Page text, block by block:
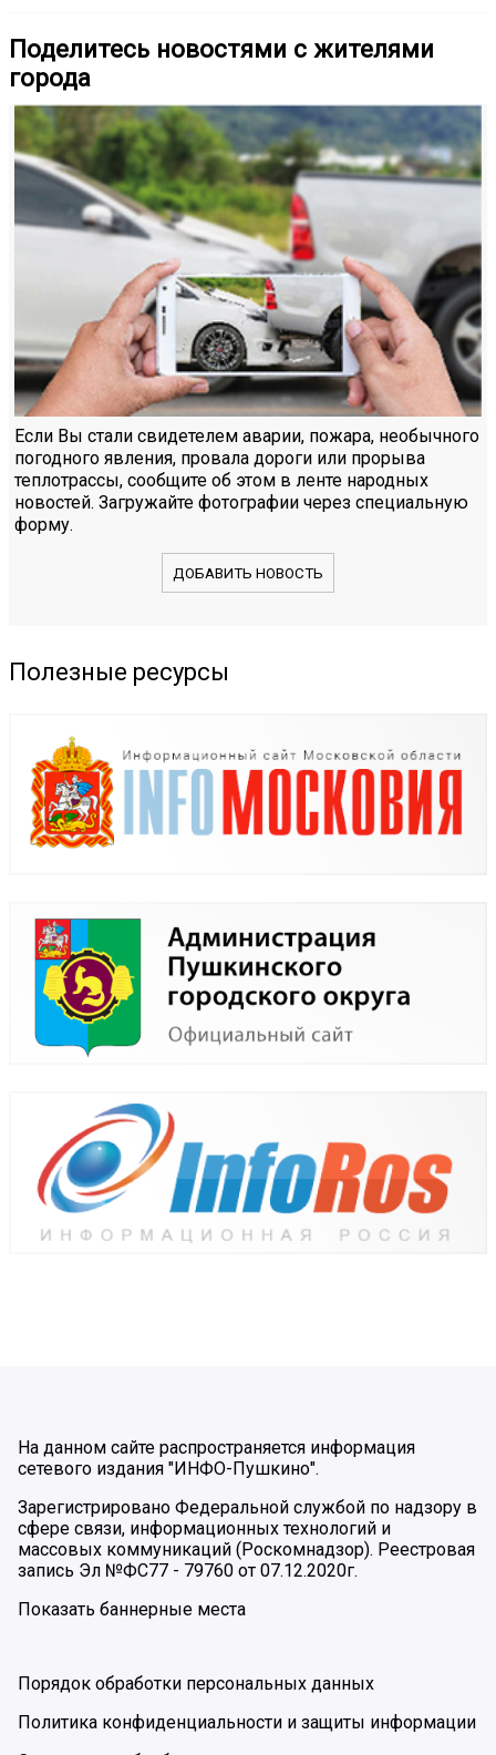
Поделитесь новостями с жителями
города
Если Вы стали свидетелем аварии, пожара, необычного
погодного явления, провала дороги или прорыва
теплотрассы, сообщите об этом в ленте народных
новостей. Загружайте фотографии через специальную
форму.
ДОБАВИТЬ НОВОСТЬ
Полезные ресурсы
На данном сайте распространяется информация
сетевого издания "ИНФО-Пушкино".
Зарегистрировано Федеральной службой по надзору в
сфере связи, информационных технологий и
массовых коммуникаций (Роскомнадзор). Реестровая
запись Эл №ФС77 - 79760 от 07.12.2020г.
Показать баннерные места
Порядок обработки персональных данных
Политика конфиденциальности и защиты информации